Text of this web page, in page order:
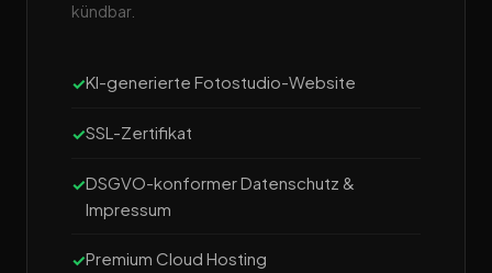
kündbar.
KI-generierte Fotostudio-Website
SSL-Zertifikat
DSGVO-konformer Datenschutz &
Impressum
Premium Cloud Hosting